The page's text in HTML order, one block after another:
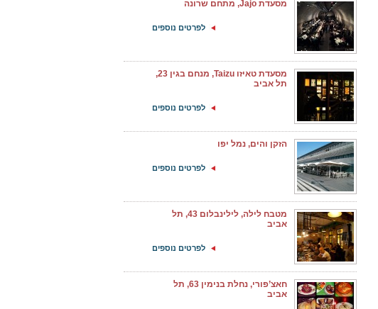
מסעדת Jajo, מתחם שרונה
לפרטים נוספים
מסעדת טאיזו Taizu, מנחם בגין 23,
תל אביב
לפרטים נוספים
הזקן והים, נמל יפו
לפרטים נוספים
מטבח לילה, לילינבלום 43, תל
אביב
לפרטים נוספים
חאצ’פורי, נחלת בנימין 63, תל
אביב